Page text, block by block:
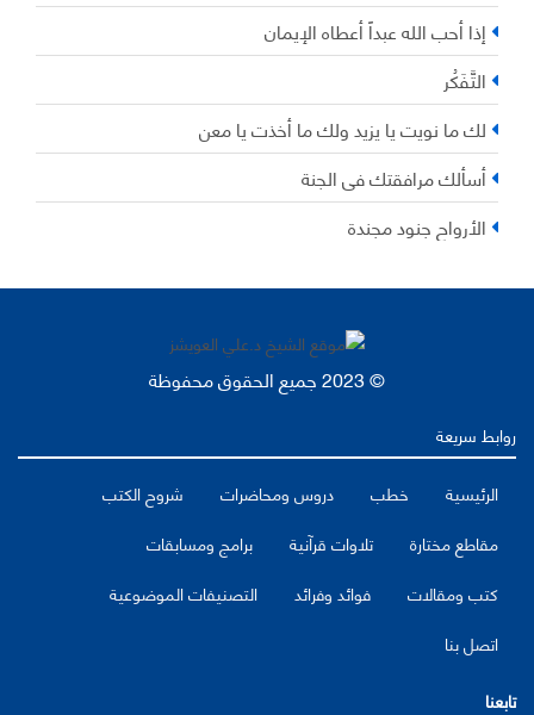
إذا أحب الله عبداً أعطاه الإيمان
التَّفَكُر
لك ما نويت يا يزيد ولك ما أخذت يا معن
أسألك مرافقتك في الجنة
الأرواح جنود مجندة
© 2023 جميع الحقوق محفوظة
روابط سريعة
الرئيسية
خطب دروس ومحاضرات
شروح الكتب
مقاطع مختارة
تلاوات قرآنية
برامج ومسابقات
كتب ومقالات
فوائد وفرائد
التصنيفات الموضوعية
اتصل بنا
تابعنا